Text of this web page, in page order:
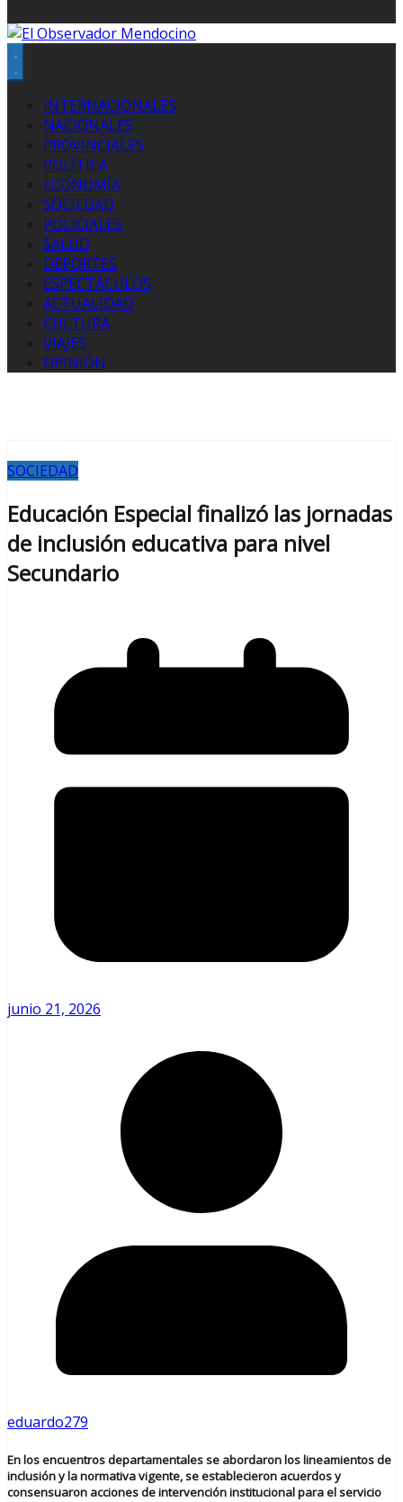
INTERNACIONALES
NACIONALES
PROVINCIALES
POLÍTICA
ECONOMÍA
SOCIEDAD
POLICIALES
SALUD
DEPORTES
ESPECTÁCULOS
ACTUALIDAD
CULTURA
VIAJES
OPINIÓN
SOCIEDAD
Educación Especial finalizó las jornadas
de inclusión educativa para nivel
Secundario
junio 21, 2026
eduardo279
En los encuentros departamentales se abordaron los lineamientos de
inclusión y la normativa vigente, se establecieron acuerdos y
consensuaron acciones de intervención institucional para el servicio